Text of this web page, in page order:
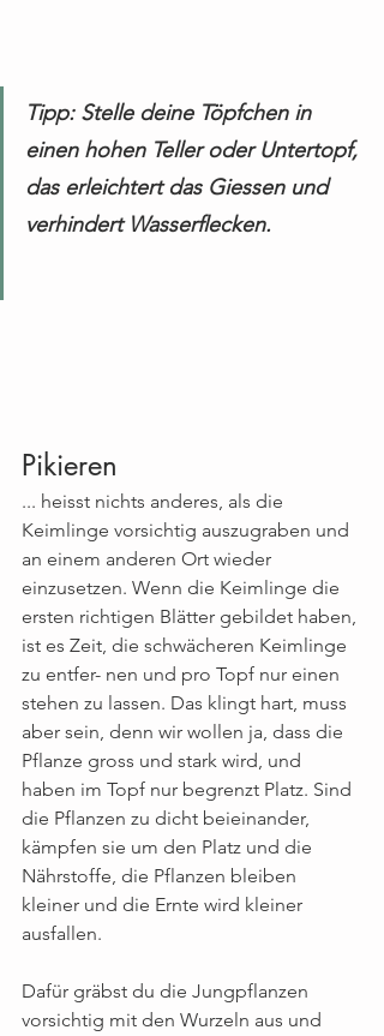
Tipp: Stelle deine Töpfchen in
einen hohen Teller oder Untertopf,
das erleichtert das Giessen und
verhindert Wasserflecken.
Pikieren
... heisst nichts anderes, als die
Keimlinge vorsichtig auszugraben und
an einem anderen Ort wieder
einzusetzen. Wenn die Keimlinge die
ersten richtigen Blätter gebildet haben,
ist es Zeit, die schwächeren Keimlinge
zu entfer- nen und pro Topf nur einen
stehen zu lassen. Das klingt hart, muss
aber sein, denn wir wollen ja, dass die
Pflanze gross und stark wird, und
haben im Topf nur begrenzt Platz. Sind
die Pflanzen zu dicht beieinander,
kämpfen sie um den Platz und die
Nährstoffe, die Pflanzen bleiben
kleiner und die Ernte wird kleiner
ausfallen.
Dafür gräbst du die Jungpflanzen
vorsichtig mit den Wurzeln aus und